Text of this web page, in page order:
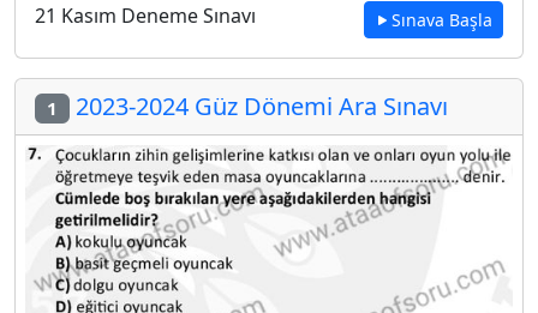
21 Kasım Deneme Sınavı Sınava Başla
1 2023-2024 Güz Dönemi Ara Sınavı